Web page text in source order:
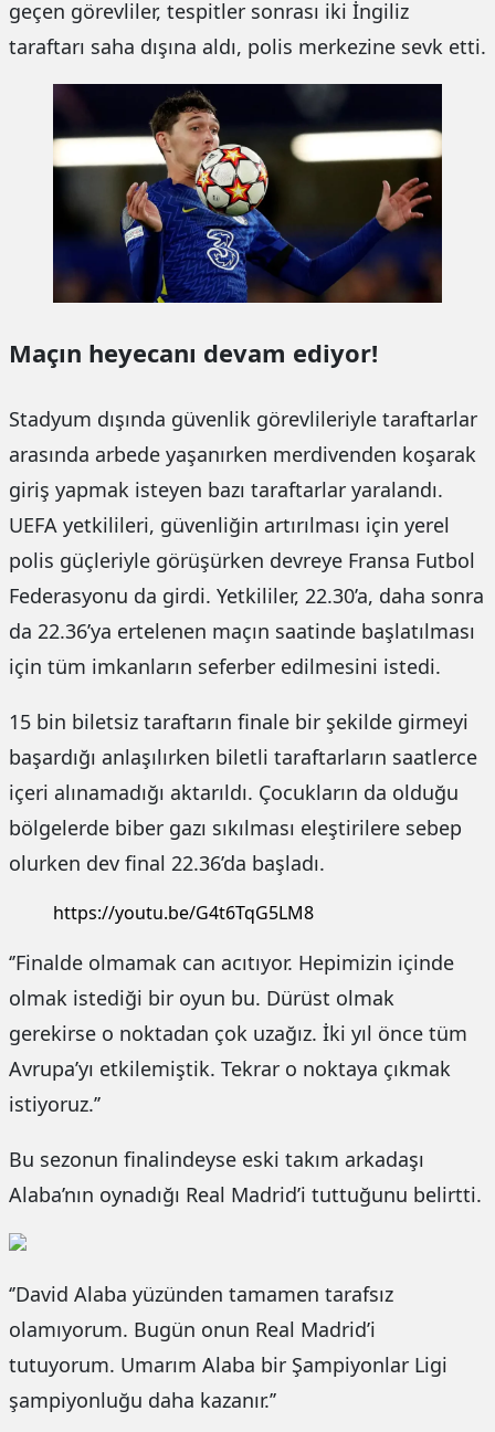
geçen görevliler, tespitler sonrası iki İngiliz
taraftarı saha dışına aldı, polis merkezine sevk etti.
Maçın heyecanı devam ediyor!
Stadyum dışında güvenlik görevlileriyle taraftarlar
arasında arbede yaşanırken merdivenden koşarak
giriş yapmak isteyen bazı taraftarlar yaralandı.
UEFA yetkilileri, güvenliğin artırılması için yerel
polis güçleriyle görüşürken devreye Fransa Futbol
Federasyonu da girdi. Yetkililer, 22.30’a, daha sonra
da 22.36’ya ertelenen maçın saatinde başlatılması
için tüm imkanların seferber edilmesini istedi.
15 bin biletsiz taraftarın finale bir şekilde girmeyi
başardığı anlaşılırken biletli taraftarların saatlerce
içeri alınamadığı aktarıldı. Çocukların da olduğu
bölgelerde biber gazı sıkılması eleştirilere sebep
olurken dev final 22.36’da başladı.
https://youtu.be/G4t6TqG5LM8
‘’Finalde olmamak can acıtıyor. Hepimizin içinde
olmak istediği bir oyun bu. Dürüst olmak
gerekirse o noktadan çok uzağız. İki yıl önce tüm
Avrupa’yı etkilemiştik. Tekrar o noktaya çıkmak
istiyoruz.’’
Bu sezonun finalindeyse eski takım arkadaşı
Alaba’nın oynadığı Real Madrid’i tuttuğunu belirtti.
‘’David Alaba yüzünden tamamen tarafsız
olamıyorum. Bugün onun Real Madrid’i
tutuyorum. Umarım Alaba bir Şampiyonlar Ligi
şampiyonluğu daha kazanır.’’